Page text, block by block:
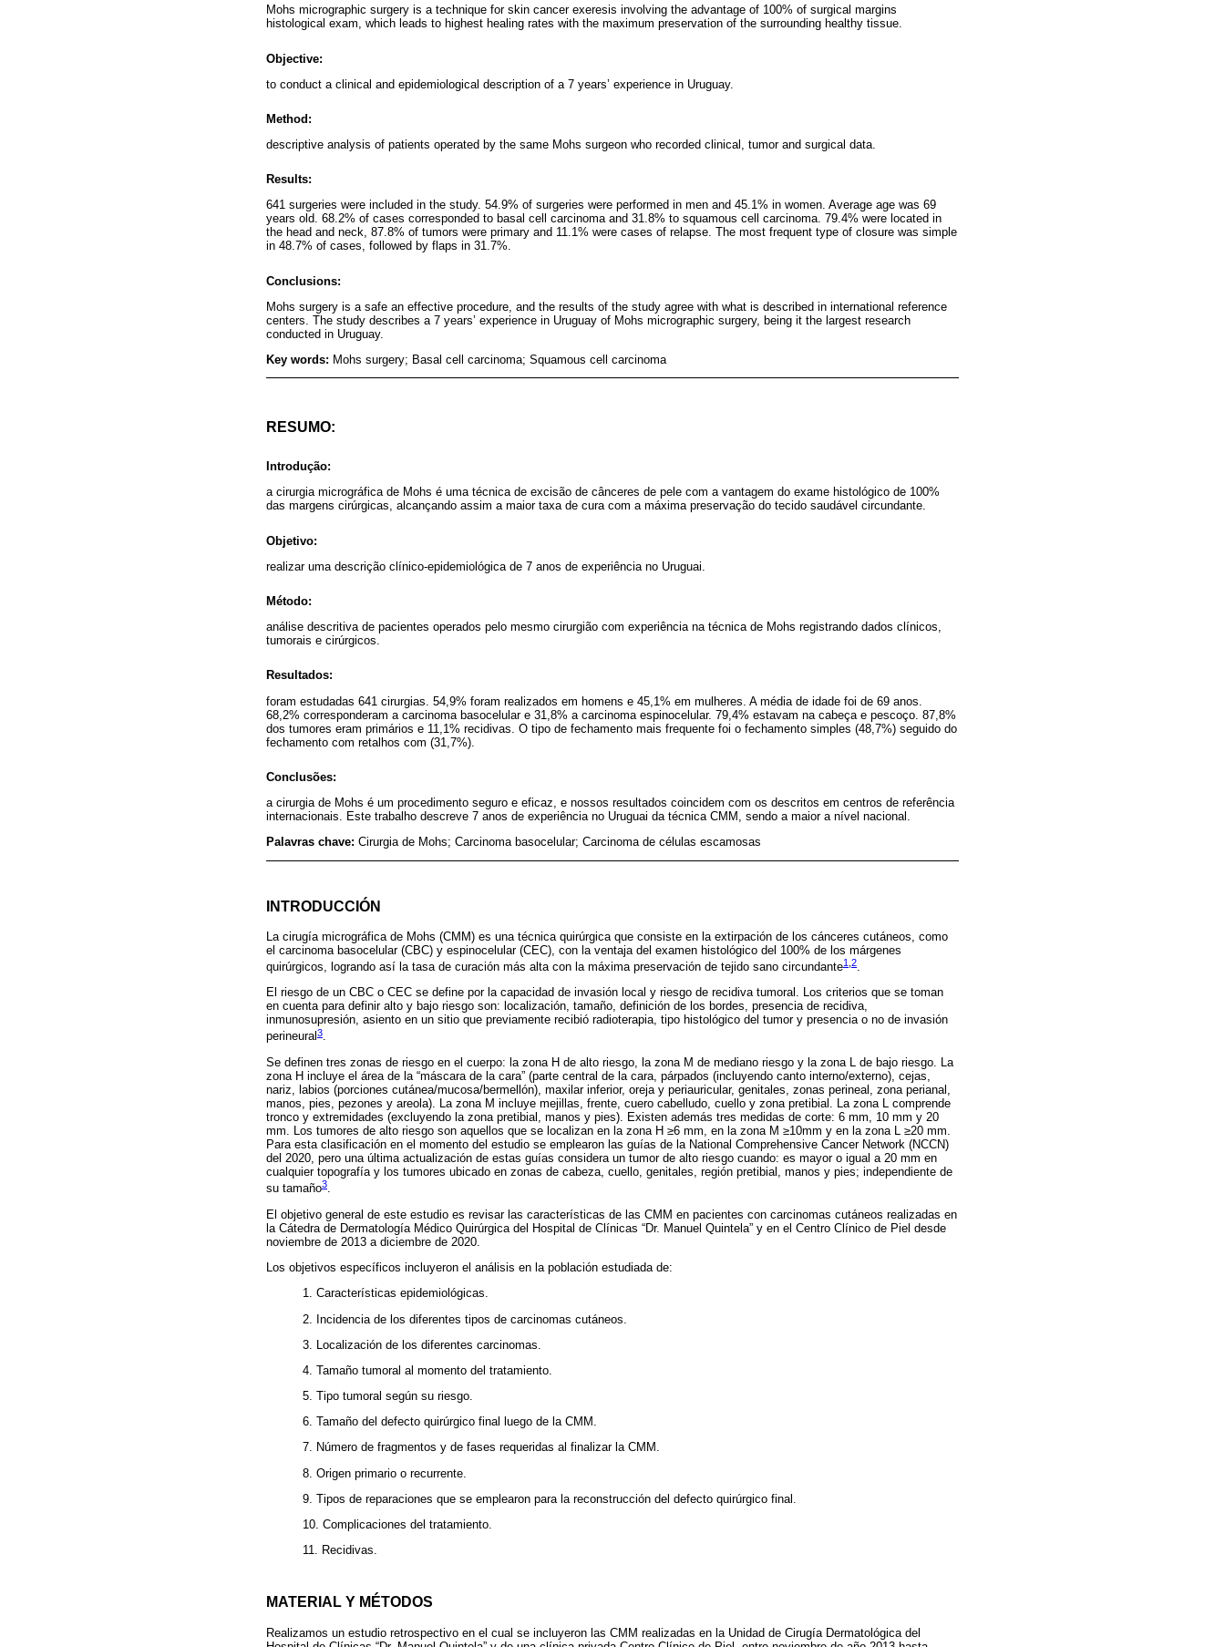
Mohs micrographic surgery is a technique for skin cancer exeresis involving the advantage of 100% of surgical margins
histological exam, which leads to highest healing rates with the maximum preservation of the surrounding healthy tissue.
Objective:
to conduct a clinical and epidemiological description of a 7 years’ experience in Uruguay.
Method:
descriptive analysis of patients operated by the same Mohs surgeon who recorded clinical, tumor and surgical data.
Results:
641 surgeries were included in the study. 54.9% of surgeries were performed in men and 45.1% in women. Average age was 69
years old. 68.2% of cases corresponded to basal cell carcinoma and 31.8% to squamous cell carcinoma. 79.4% were located in
the head and neck, 87.8% of tumors were primary and 11.1% were cases of relapse. The most frequent type of closure was simple
in 48.7% of cases, followed by flaps in 31.7%.
Conclusions:
Mohs surgery is a safe an effective procedure, and the results of the study agree with what is described in international reference
centers. The study describes a 7 years’ experience in Uruguay of Mohs micrographic surgery, being it the largest research
conducted in Uruguay.
Key words: Mohs surgery; Basal cell carcinoma; Squamous cell carcinoma
RESUMO:
Introdução:
a cirurgia micrográfica de Mohs é uma técnica de excisão de cânceres de pele com a vantagem do exame histológico de 100%
das margens cirúrgicas, alcançando assim a maior taxa de cura com a máxima preservação do tecido saudável circundante.
Objetivo:
realizar uma descrição clínico-epidemiológica de 7 anos de experiência no Uruguai.
Método:
análise descritiva de pacientes operados pelo mesmo cirurgião com experiência na técnica de Mohs registrando dados clínicos,
tumorais e cirúrgicos.
Resultados:
foram estudadas 641 cirurgias. 54,9% foram realizados em homens e 45,1% em mulheres. A média de idade foi de 69 anos.
68,2% corresponderam a carcinoma basocelular e 31,8% a carcinoma espinocelular. 79,4% estavam na cabeça e pescoço. 87,8%
dos tumores eram primários e 11,1% recidivas. O tipo de fechamento mais frequente foi o fechamento simples (48,7%) seguido do
fechamento com retalhos com (31,7%).
Conclusões:
a cirurgia de Mohs é um procedimento seguro e eficaz, e nossos resultados coincidem com os descritos em centros de referência
internacionais. Este trabalho descreve 7 anos de experiência no Uruguai da técnica CMM, sendo a maior a nível nacional.
Palavras chave: Cirurgia de Mohs; Carcinoma basocelular; Carcinoma de células escamosas
INTRODUCCIÓN
La cirugía micrográfica de Mohs (CMM) es una técnica quirúrgica que consiste en la extirpación de los cánceres cutáneos, como
el carcinoma basocelular (CBC) y espinocelular (CEC), con la ventaja del examen histológico del 100% de los márgenes
quirúrgicos, logrando así la tasa de curación más alta con la máxima preservación de tejido sano circundante1 2.
El riesgo de un CBC o CEC se define por la capacidad de invasión local y riesgo de recidiva tumoral. Los criterios que se toman
en cuenta para definir alto y bajo riesgo son: localización, tamaño, definición de los bordes, presencia de recidiva,
inmunosupresión, asiento en un sitio que previamente recibió radioterapia, tipo histológico del tumor y presencia o no de invasión
perineural3.
Se definen tres zonas de riesgo en el cuerpo: la zona H de alto riesgo, la zona M de mediano riesgo y la zona L de bajo riesgo. La
zona H incluye el área de la “máscara de la cara” (parte central de la cara, párpados (incluyendo canto interno/externo), cejas,
nariz, labios (porciones cutánea/mucosa/bermellón), maxilar inferior, oreja y periauricular, genitales, zonas perineal, zona perianal,
manos, pies, pezones y areola). La zona M incluye mejillas, frente, cuero cabelludo, cuello y zona pretibial. La zona L comprende
tronco y extremidades (excluyendo la zona pretibial, manos y pies). Existen además tres medidas de corte: 6 mm, 10 mm y 20
mm. Los tumores de alto riesgo son aquellos que se localizan en la zona H ≥6 mm, en la zona M ≥10mm y en la zona L ≥20 mm.
Para esta clasificación en el momento del estudio se emplearon las guías de la National Comprehensive Cancer Network (NCCN)
del 2020, pero una última actualización de estas guías considera un tumor de alto riesgo cuando: es mayor o igual a 20 mm en
cualquier topografía y los tumores ubicado en zonas de cabeza, cuello, genitales, región pretibial, manos y pies; independiente de
su tamaño3.
El objetivo general de este estudio es revisar las características de las CMM en pacientes con carcinomas cutáneos realizadas en
la Cátedra de Dermatología Médico Quirúrgica del Hospital de Clínicas “Dr. Manuel Quintela” y en el Centro Clínico de Piel desde
noviembre de 2013 a diciembre de 2020.
Los objetivos específicos incluyeron el análisis en la población estudiada de:
1. Características epidemiológicas.
2. Incidencia de los diferentes tipos de carcinomas cutáneos.
3. Localización de los diferentes carcinomas.
4. Tamaño tumoral al momento del tratamiento.
5. Tipo tumoral según su riesgo.
6. Tamaño del defecto quirúrgico final luego de la CMM.
7. Número de fragmentos y de fases requeridas al finalizar la CMM.
8. Origen primario o recurrente.
9. Tipos de reparaciones que se emplearon para la reconstrucción del defecto quirúrgico final.
10. Complicaciones del tratamiento.
11. Recidivas.
MATERIAL Y MÉTODOS
Realizamos un estudio retrospectivo en el cual se incluyeron las CMM realizadas en la Unidad de Cirugía Dermatológica del